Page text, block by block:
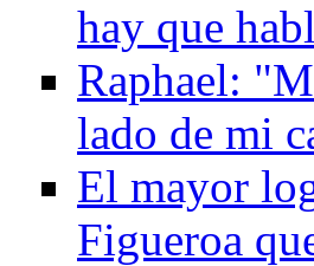
hay que
Raphael:
lado de mi
El mayor
Figueroa